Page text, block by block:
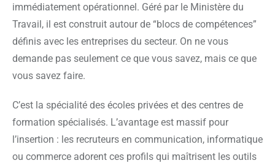
immédiatement opérationnel. Géré par le Ministère du
Travail, il est construit autour de “blocs de compétences”
définis avec les entreprises du secteur. On ne vous
demande pas seulement ce que vous savez, mais ce que
vous savez faire.
C’est la spécialité des écoles privées et des centres de
formation spécialisés. L’avantage est massif pour
l’insertion : les recruteurs en communication, informatique
ou commerce adorent ces profils qui maîtrisent les outils